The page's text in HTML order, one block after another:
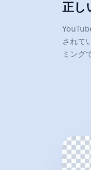
正し
されて
ミング